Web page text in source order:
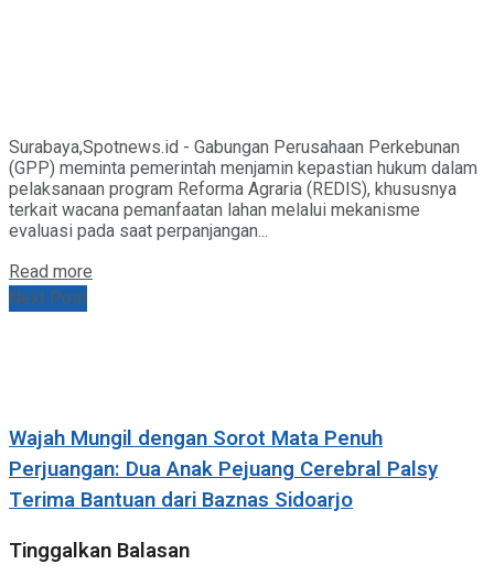
Surabaya,Spotnews.id - Gabungan Perusahaan Perkebunan
(GPP) meminta pemerintah menjamin kepastian hukum dalam
pelaksanaan program Reforma Agraria (REDIS), khususnya
terkait wacana pemanfaatan lahan melalui mekanisme
evaluasi pada saat perpanjangan...
Read more
Next Post
Wajah Mungil dengan Sorot Mata Penuh
Perjuangan: Dua Anak Pejuang Cerebral Palsy
Terima Bantuan dari Baznas Sidoarjo
Tinggalkan Balasan